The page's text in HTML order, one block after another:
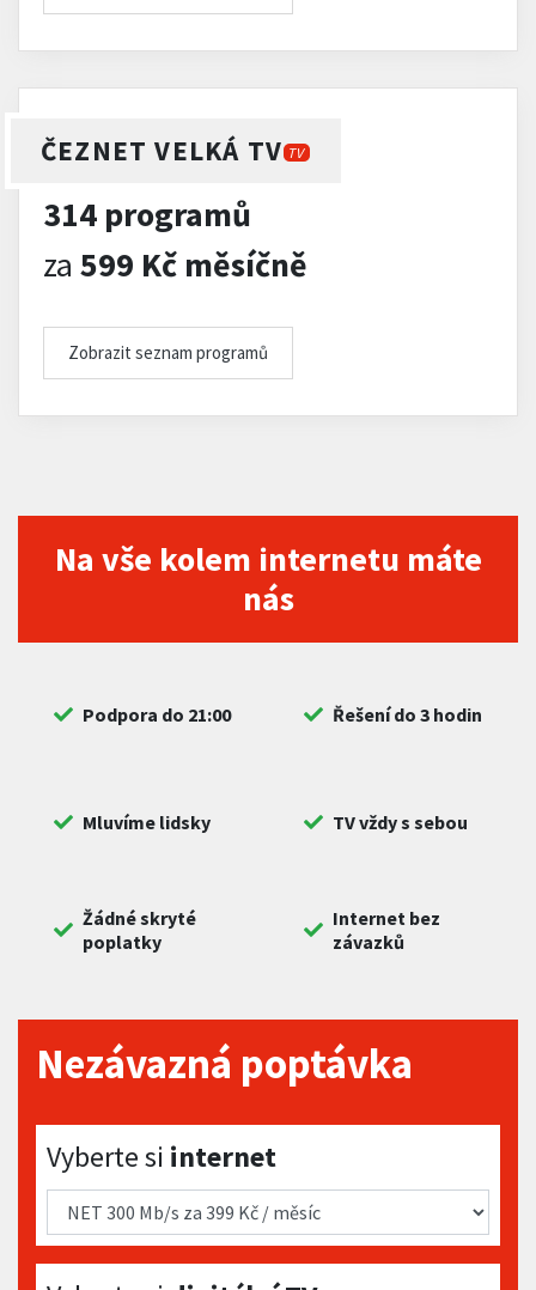
ČEZNET VELKÁ TV TV
314 programů
za 599 Kč měsíčně
Zobrazit seznam programů
Na vše kolem internetu máte
nás
Podpora do 21:00 Řešení do 3 hodin
Mluvíme lidsky TV vždy s sebou
Žádné skryté
poplatky
Internet bez
závazků
Nezávazná poptávka
Vyberte si internet
Vyberte si internet